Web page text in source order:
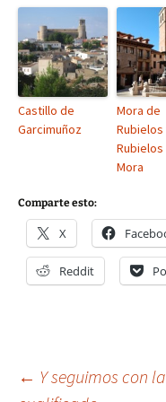
Castillo de
Garcimuñoz
Mora de
Rubielos
Rubielos
Mora
Comparte esto:
X
Reddit
← Y seguimos con